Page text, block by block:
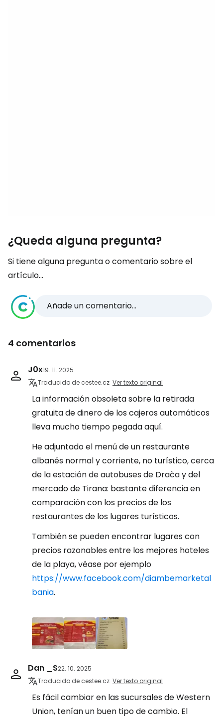
¿Queda alguna pregunta?
Si tiene alguna pregunta o comentario sobre el
artículo...
Añade un comentario...
4 comentarios
J0x19. 11. 2025
Traducido de cestee.cz Ver texto original
La información obsoleta sobre la retirada
gratuita de dinero de los cajeros automáticos
lleva mucho tiempo pegada aquí.
He adjuntado el menú de un restaurante
albanés normal y corriente, no turístico, cerca
de la estación de autobuses de Drača y del
mercado de Tirana: bastante diferencia en
comparación con los precios de los
restaurantes de los lugares turísticos.
También se pueden encontrar lugares con
precios razonables entre los mejores hoteles
de la playa, véase por ejemplo
https://www.facebook.com/diambemarketal
bania.
Dan _S22. 10. 2025
Traducido de cestee.cz Ver texto original
Es fácil cambiar en las sucursales de Western
Union, tenían un buen tipo de cambio. El